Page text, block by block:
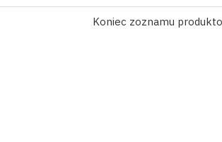
Koniec zoznamu